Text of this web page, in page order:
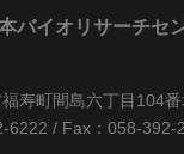
バイオリサーチセ
寿町間島六丁目104
6222 / Fax：058-392-